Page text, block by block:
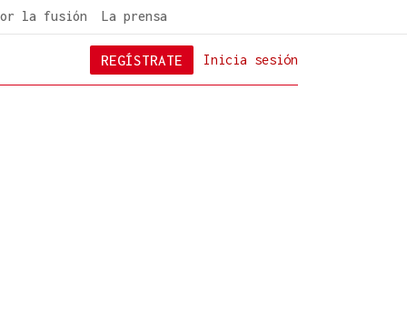
la fusión La prensa
Inicia sesión
REGÍSTRATE